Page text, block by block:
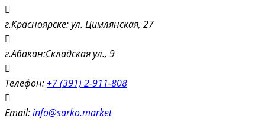
г.Красноярске: ул. Цимлянская, 27
г.Абакан:Складская ул., 9
Телефон: +7 (391) 2-911-808
Email:info@sarko.market